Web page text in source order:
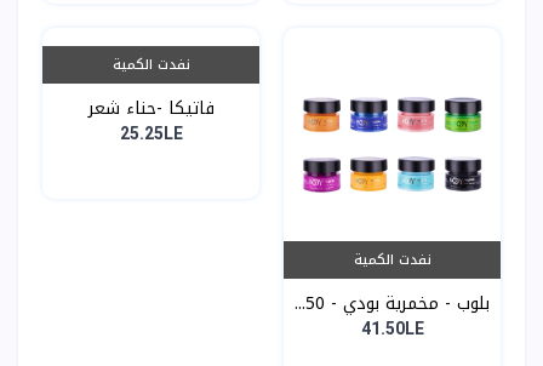
نفدت الكمية
بلوب - مخمرية بودي - 50...
41.50LE
نفدت الكمية
فاتيكا -حناء شعر
25.25LE